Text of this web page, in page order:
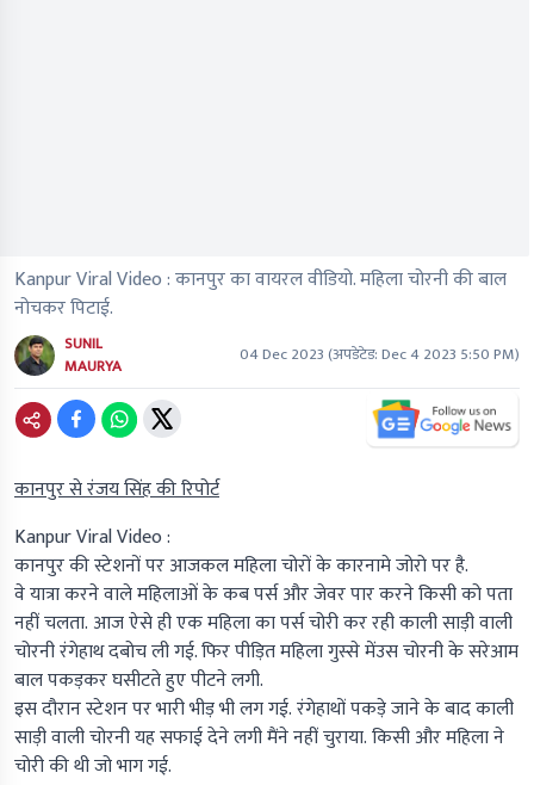
Kanpur Viral Video : कानपुर का वायरल वीडियो. महिला चोरनी की बाल
नोचकर पिटाई.
SUNIL
MAURYA
04 Dec 2023(अपडेटेड:Dec 4 2023 5:50 PM)
कानपुर से रंजय सिंह की रिपोर्ट
Kanpur Viral Video :
कानपुर की स्टेशनों पर आजकल महिला चोरों के कारनामे जोरो पर है.
वे यात्रा करने वाले महिलाओं के कब पर्स और जेवर पार करने किसी को पता
नहीं चलता. आज ऐसे ही एक महिला का पर्स चोरी कर रही काली साड़ी वाली
चोरनी रंगेहाथ दबोच ली गई. फिर पीड़ित महिला गुस्से मेंउस चोरनी के सरेआम
बाल पकड़कर घसीटते हुए पीटने लगी.
इस दौरान स्टेशन पर भारी भीड़ भी लग गई. रंगेहाथों पकड़े जाने के बाद काली
साड़ी वाली चोरनी यह सफाई देने लगी मैंने नहीं चुराया. किसी और महिला ने
चोरी की थी जो भाग गई.